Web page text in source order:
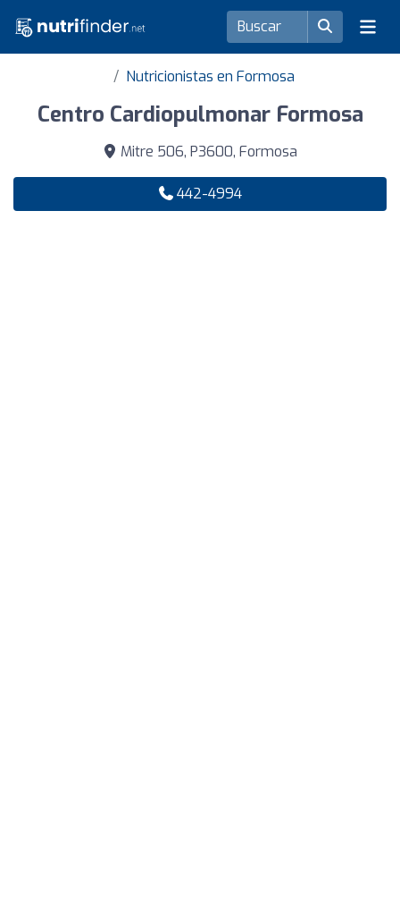
Nutricionistas en Formosa
Centro Cardiopulmonar Formosa
Mitre 506, P3600, Formosa
442-4994